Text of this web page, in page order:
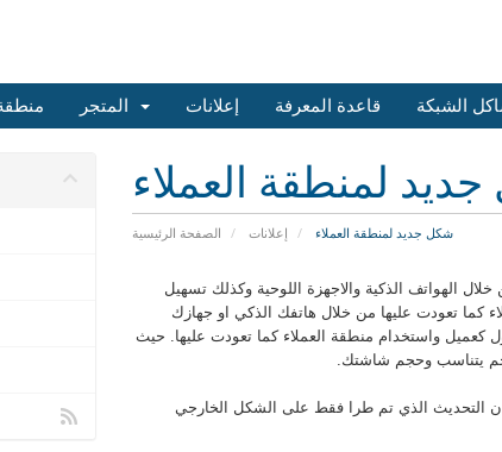
إعلانات قاعدة المعرفة الشبكة
لمنطقة العملاء
الصفحة الرئيسية إعلانات شكل جديد لمنطقة العملاء
الهواتف الذكية والاجهزة اللوحية وكذلك تسهيل
كما تعودت عليها من خلال هاتفك الذكي او جهازك
كعميل واستخدام منطقة العملاء كما تعودت عليها. حيث
يتناسب وحجم شاشتك.
التحديث الذي تم طرا فقط على الشكل الخارجي